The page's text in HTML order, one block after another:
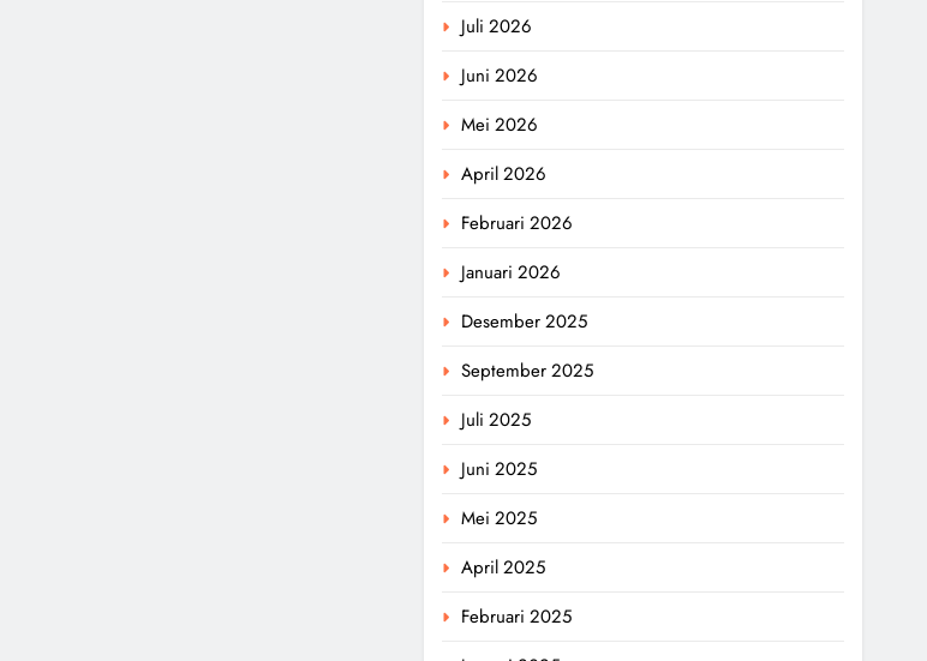
Juli 2026
Juni 2026
Mei 2026
April 2026
Februari 2026
Januari 2026
Desember 2025
September 2025
Juli 2025
Juni 2025
Mei 2025
April 2025
Februari 2025